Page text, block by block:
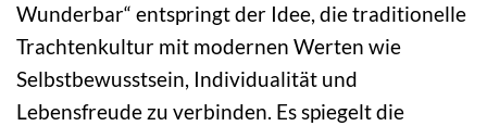
Wunderbar“ entspringt der Idee, die traditionelle
Trachtenkultur mit modernen Werten wie
Selbstbewusstsein, Individualität und
Lebensfreude zu verbinden. Es spiegelt die